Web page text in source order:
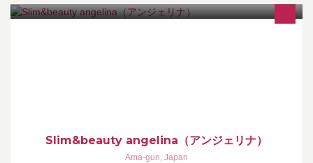
Slim&beauty angelina（アンジェリナ）
Ama-gun, Japan